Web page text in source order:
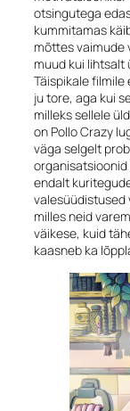
otsingutega
kummitamas
mõttes vaimude
muud kui lihtsalt
Täispikale
ju tore, aga kui
milleks sellele
on Pollo Crazy
väga selgelt
endalt
valesüüdistused
milles neid
väikese, kuid
kaasneb ka